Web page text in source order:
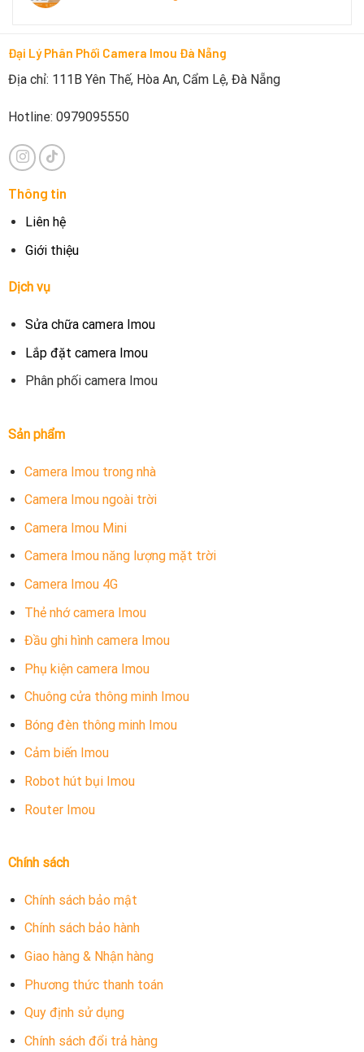
Đại Lý Phân Phối Camera Imou Đà Nẵng
Địa chỉ: 111B Yên Thế, Hòa An, Cẩm Lệ, Đà Nẵng
Hotline: 0979095550
Thông tin
Liên hệ
Giới thiệu
Dịch vụ
Sửa chữa camera Imou
Lắp đặt camera Imou
Phân phối camera Imou
Sản phẩm
Camera Imou trong nhà
Camera Imou ngoài trời
Camera Imou Mini
Camera Imou năng lượng mặt trời
Camera Imou 4G
Thẻ nhớ camera Imou
Đầu ghi hình camera Imou
Phụ kiện camera Imou
Chuông cửa thông minh Imou
Bóng đèn thông minh Imou
Cảm biến Imou
Robot hút bụi Imou
Router Imou
Chính sách
Chính sách bảo mật
Chính sách bảo hành
Giao hàng & Nhận hàng
Phương thức thanh toán
Quy định sử dụng
Chính sách đổi trả hàng